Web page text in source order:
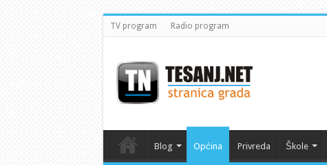
TV program Radio program
Blog Općina Privreda Škole